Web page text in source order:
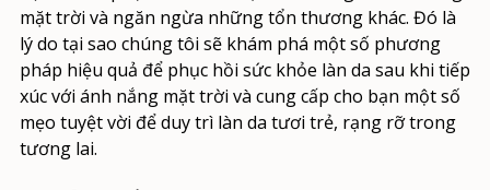
mặt trời và ngăn ngừa những tổn thương khác. Đó là
lý do tại sao chúng tôi sẽ khám phá một số phương
pháp hiệu quả để phục hồi sức khỏe làn da sau khi tiếp
xúc với ánh nắng mặt trời và cung cấp cho bạn một số
mẹo tuyệt vời để duy trì làn da tươi trẻ, rạng rỡ trong
tương lai.